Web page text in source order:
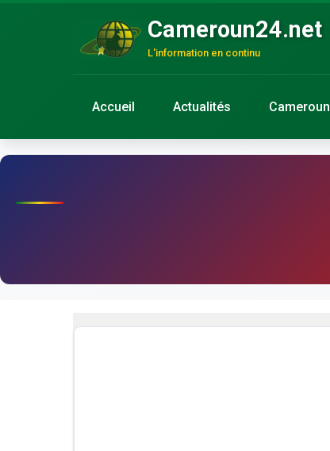
Cameroun24.net
L'information en continu
Accueil Actualités Cameroun